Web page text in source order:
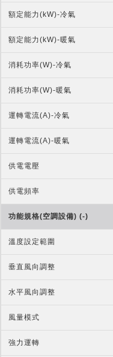
額定能力(kW)-冷氣
額定能力(kW)-暖氣
消耗功率(W)-冷氣
消耗功率(W)-暖氣
運轉電流(A)-冷氣
運轉電流(A)-暖氣
供電電壓
供電頻率
功能規格(空調設備) (-)
溫度設定範圍
垂直風向調整
水平風向調整
風量模式
強力運轉